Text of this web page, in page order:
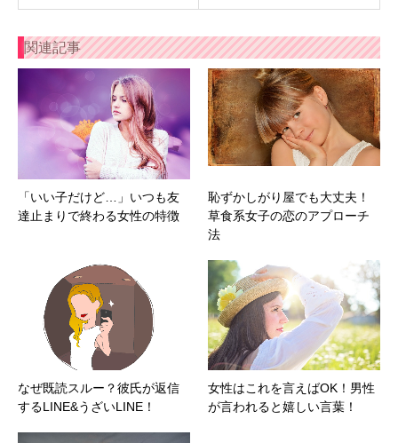
関連記事
「いい子だけど…」いつも友
達止まりで終わる女性の特徴
恥ずかしがり屋でも大丈夫！
草食系女子の恋のアプローチ
法
なぜ既読スルー？彼氏が返信
するLINE&うざいLINE！
女性はこれを言えばOK！男性
が言われると嬉しい言葉！